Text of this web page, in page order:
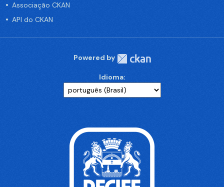
Associação CKAN
API do CKAN
Powered by
Idioma